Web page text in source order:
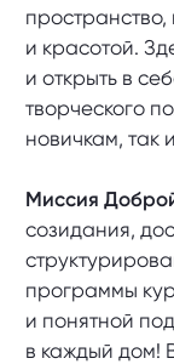
и красотой.
и открыть в
творческого
новичкам, так
Миссия
созидания,
программы
и понятной
в каждый дом!